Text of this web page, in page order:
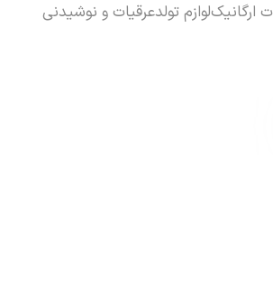
ارگانیکلوازم تولدعرقیات و نوشیدنی